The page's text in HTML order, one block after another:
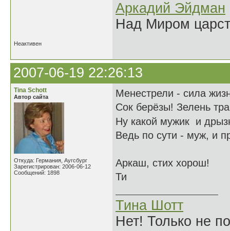
Аркадий Эйдман
Над Миром
Неактивен
2007-06-19 22:26:13
Tina Schott
Автор сайта
Откуда: Германия, Аугсбург
Зарегистрирован: 2006-06-12
Сообщений: 1898
Менестрели - сила
Сок берёзы! Зелень
Ну какой мужик и
Ведь по сути - муж, и
Аркаш, стих хорош!
Ти
Тина Шотт
Нет! Только не